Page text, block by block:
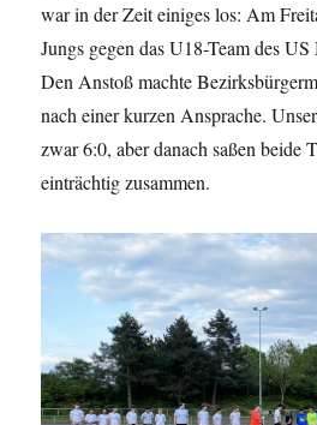
war in der Zeit einiges los: Am
Jungs gegen das U18-Team des
Den Anstoß machte
nach einer kurzen Ansprache.
zwar 6:0, aber danach saßen beide
einträchtig zusammen.